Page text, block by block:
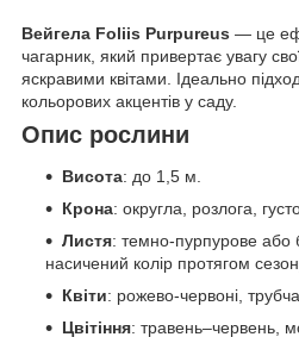
Вейгела Foliis Purpureus — це
чагарник, який привертає увагу
яскравими квітами. Ідеально
кольорових акцентів у саду.
Опис рослини
Висота: до 1,5 м.
Крона: округла, розлога,
Листя: темно-пурпурове або
насичений колір протягом
Квіти: рожево-червоні,
Цвітіння: травень–червень,